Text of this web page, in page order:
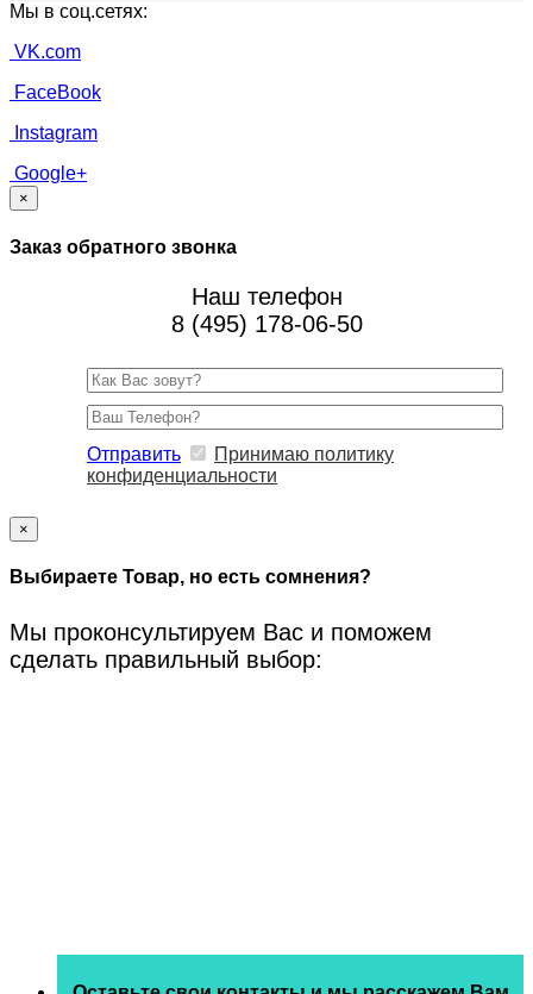
Мы в соц.сетях:
VK.com
FaceBook
Instagram
Google+
×
Заказ обратного звонка
Наш телефон
8 (495) 178-06-50
Отправить
Принимаю политику
конфиденциальности
×
Выбираете Товар, но есть сомнения?
Мы проконсультируем Вас и поможем
сделать правильный выбор: